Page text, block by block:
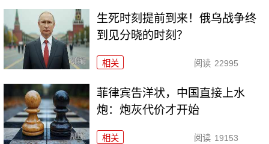
生死时刻提前到来！俄乌战争终
到见分晓的时刻？
相关 阅读 22995
菲律宾告洋状，中国直接上水
炮：炮灰代价才开始
相关 阅读 19153